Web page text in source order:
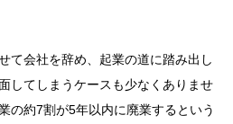
て会社を辞め、起業の道に踏み出し
してしまうケースも少なくありませ
の約7割が5年以内に廃業するという